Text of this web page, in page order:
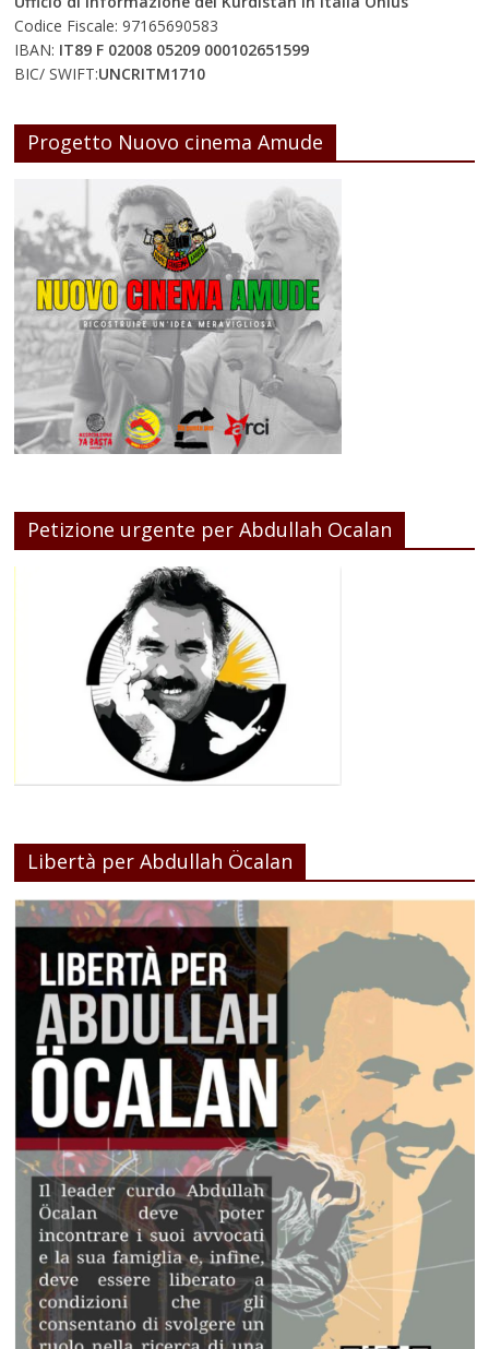
Codice Fiscale: 97165690583
IBAN: IT89 F 02008 05209 000102651599
BIC/ SWIFT:UNCRITM1710
Progetto Nuovo cinema Amude
Petizione urgente per Abdullah Ocalan
Libertà per Abdullah Öcalan